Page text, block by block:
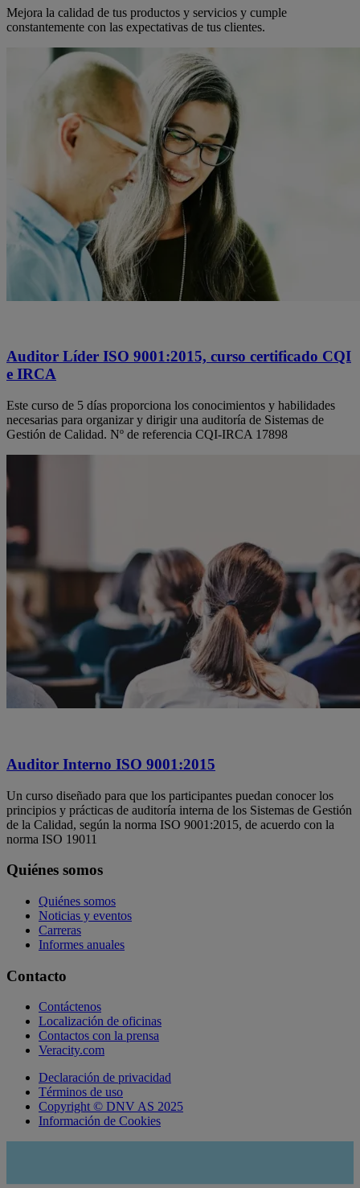
Mejora la calidad de tus productos y servicios y cumple
constantemente con las expectativas de tus clientes.
Auditor Líder ISO 9001:2015, curso certificado CQI
e IRCA
Este curso de 5 días proporciona los conocimientos y habilidades
necesarias para organizar y dirigir una auditoría de Sistemas de
Gestión de Calidad. Nº de referencia CQI-IRCA 17898
Auditor Interno ISO 9001:2015
Un curso diseñado para que los participantes puedan conocer los
principios y prácticas de auditoría interna de los Sistemas de Gestión
de la Calidad, según la norma ISO 9001:2015, de acuerdo con la
norma ISO 19011
Quiénes somos
Quiénes somos
Noticias y eventos
Carreras
Informes anuales
Contacto
Contáctenos
Localización de oficinas
Contactos con la prensa
Veracity.com
Declaración de privacidad
Términos de uso
Copyright © DNV AS 2025
Información de Cookies